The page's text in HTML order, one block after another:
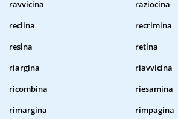
ravvicina
raziocina
reclina
recrimina
resina
retina
riargina
riavvicina
ricombina
riesamina
rimargina
rimpagina